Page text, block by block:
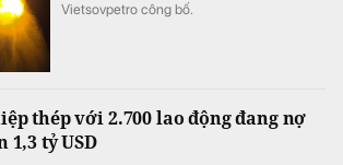
Vietsovpetro công bố.
thép với 2.700 lao động đang nợ
1,3 tỷ USD